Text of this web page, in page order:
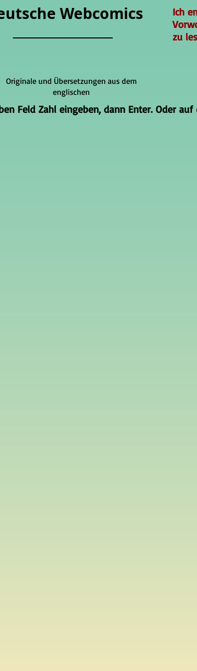
Webcomics
Ich
zu
Originale und Übersetzungen aus dem
englischen
Feld Zahl eingeben, dann Enter. Oder